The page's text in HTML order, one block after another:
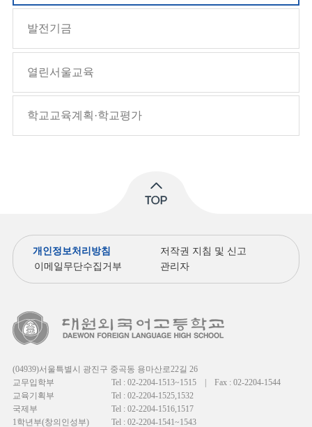
발전기금
열린서울교육
학교교육계획·학교평가
개인정보처리방침
저작권 지침 및 신고
이메일무단수집거부
관리자
(04939)서울특별시 광진구 중곡동 용마산로22길 26
교무입학부
Tel : 02-2204-1513~1515
Fax : 02-2204-1544
교육기획부
Tel : 02-2204-1525,1532
국제부
Tel : 02-2204-1516,1517
1학년부(창의인성부)
Tel : 02-2204-1541~1543